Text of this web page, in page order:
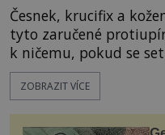
Česnek, krucifix a
tyto zaručené
k ničemu, pokud se
Jen tak se mu
naladí a zbaví toho
zákeřným bestiím
ZOBRAZIT VÍCE